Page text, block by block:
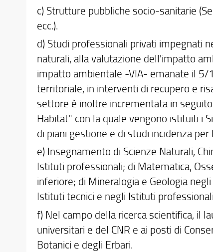
c) Strutture pubbliche socio-sanitarie
ecc.).
d) Studi professionali privati impegnati
naturali, alla valutazione dell'impatto
impatto ambientale -VIA- emanate il
territoriale, in interventi di recupero e
settore è inoltre incrementata in
Habitat" con la quale vengono istituiti i
di piani gestione e di studi incidenza
e) Insegnamento di Scienze Naturali,
Istituti professionali; di Matematica,
inferiore; di Mineralogia e Geologia
Istituti tecnici e negli Istituti
f) Nel campo della ricerca scientifica, il
universitari e del CNR e ai posti di
Botanici e degli Erbari.